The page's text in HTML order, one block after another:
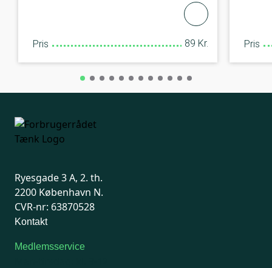
Pris 89 Kr. Pris
Ryesgade 3 A, 2. th.
2200 København N.
CVR-nr: 63870528
Kontakt
Medlemsservice